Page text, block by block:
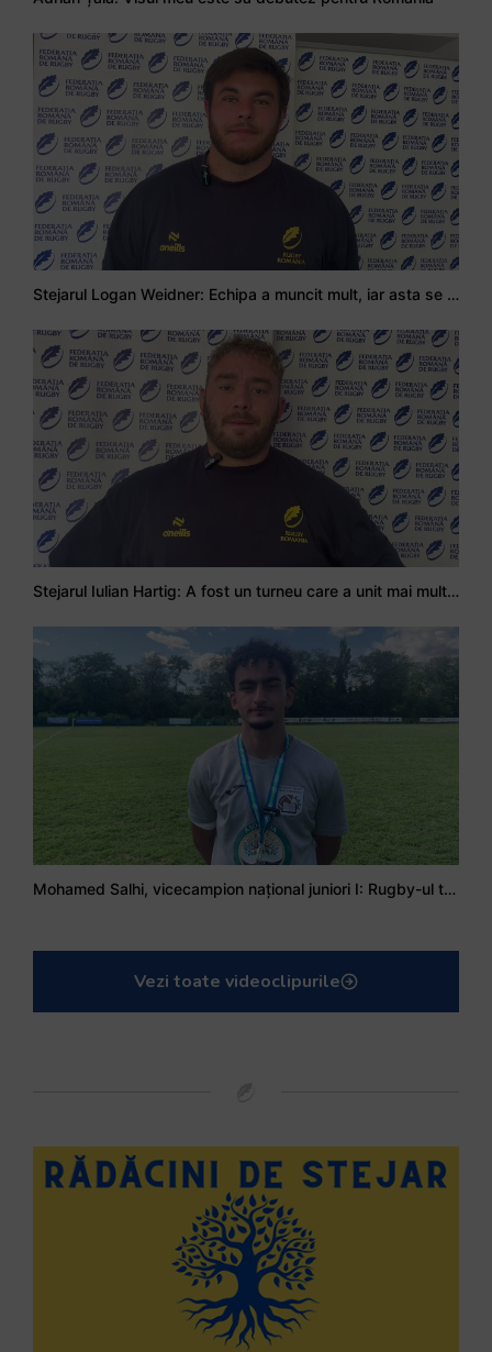
Stejarul Logan Weidner: Echipa a muncit mult, iar asta se va vedea în meciurile de la Nations Cup
Stejarul Iulian Hartig: A fost un turneu care a unit mai mult echipa
Mohamed Salhi, vicecampion național juniori I: Rugby-ul te învață să accepți și înfrângerile
Vezi toate videoclipurile